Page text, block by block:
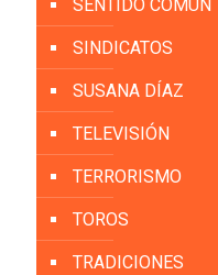
SENTIDO COMÚN
SINDICATOS
SUSANA DÍAZ
TELEVISIÓN
TERRORISMO
TOROS
TRADICIONES